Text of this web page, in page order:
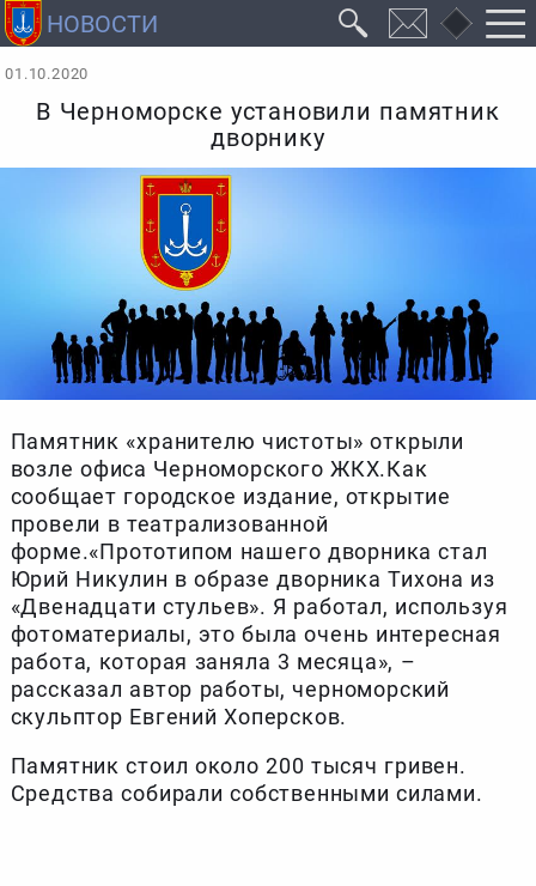
01.10.2020
В Черноморске установили памятник
дворнику
Памятник «хранителю чистоты» открыли
возле офиса Черноморского ЖКХ.Как
сообщает городское издание, открытие
провели в театрализованной
форме.«Прототипом нашего дворника стал
Юрий Никулин в образе дворника Тихона из
«Двенадцати стульев». Я работал, используя
фотоматериалы, это была очень интересная
работа, которая заняла 3 месяца», –
рассказал автор работы, черноморский
скульптор Евгений Хоперсков.
Памятник стоил около 200 тысяч гривен.
Средства собирали собственными силами.